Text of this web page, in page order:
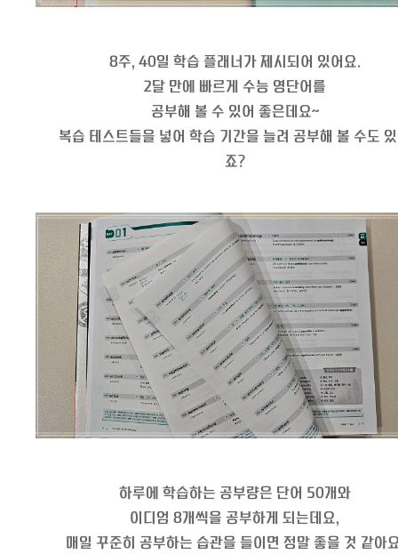
8주, 40일 학습 플래너가 제시되어 있어요.
2달 만에 빠르게 수능 영단어를
공부해 볼 수 있어 좋은데요~
복습 테스트들을 넣어 학습 기간을 늘려 공부해 볼 수도
죠?
하루에 학습하는 공부량은 단어 50개와
이디엄 8개씩을 공부하게 되는데요,
매일 꾸준히 공부하는 습관을 들이면 정말 좋을 것 같아